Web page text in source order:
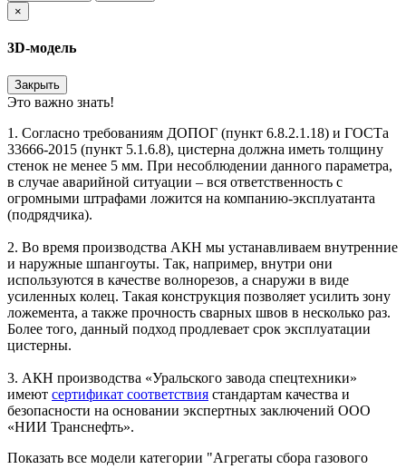
×
3D-модель
Закрыть
Это важно знать!
1. Согласно требованиям ДОПОГ (пункт 6.8.2.1.18) и ГОСТа
33666-2015 (пункт 5.1.6.8), цистерна должна иметь толщину
стенок не менее 5 мм. При несоблюдении данного параметра,
в случае аварийной ситуации – вся ответственность с
огромными штрафами ложится на компанию-эксплуатанта
(подрядчика).
2. Во время производства АКН мы устанавливаем внутренние
и наружные шпангоуты. Так, например, внутри они
используются в качестве волнорезов, а снаружи в виде
усиленных колец. Такая конструкция позволяет усилить зону
ложемента, а также прочность сварных швов в несколько раз.
Более того, данный подход продлевает срок эксплуатации
цистерны.
3. АКН производства «Уральского завода спецтехники»
имеют сертификат соответствия стандартам качества и
безопасности на основании экспертных заключений ООО
«НИИ Транснефть».
Показать все модели категории "Агрегаты сбора газового